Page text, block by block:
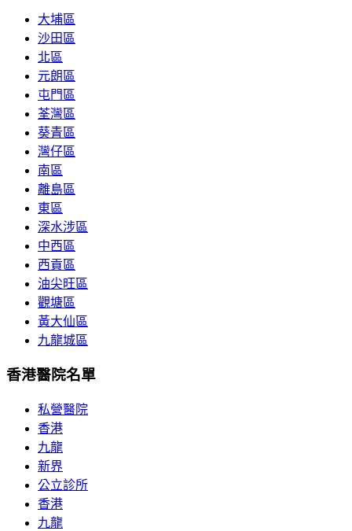
大埔區
沙田區
北區
元朗區
屯門區
荃灣區
葵青區
灣仔區
南區
離島區
東區
深水涉區
中西區
西貢區
油尖旺區
觀塘區
黃大仙區
九龍城區
香港醫院名單
私營醫院
香港
九龍
新界
公立診所
香港
九龍